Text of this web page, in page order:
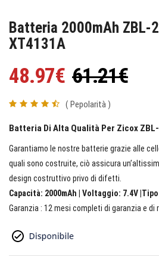
Batteria 2000mAh ZBL-
XT4131A
48.97€ 61.21€
( Pepolarità )
Batteria Di Alta Qualità Per Zicox
Garantiamo le nostre batterie grazie alle
quali sono costruite, ciò assicura
design costruttivo privo di difetti.
Capacità: 2000mAh | Voltaggio: 7.4V
Garanzia : 12 mesi completi di garanzia e di